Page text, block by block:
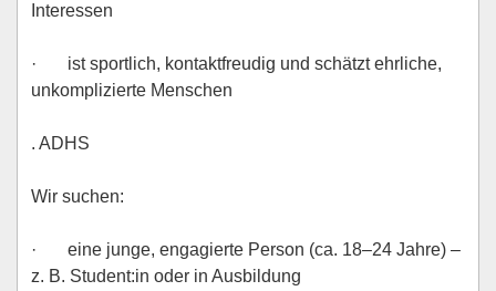
Interessen
· ist sportlich, kontaktfreudig und schätzt ehrliche,
unkomplizierte Menschen
. ADHS
Wir suchen:
· eine junge, engagierte Person (ca. 18–24 Jahre) –
z. B. Student:in oder in Ausbildung